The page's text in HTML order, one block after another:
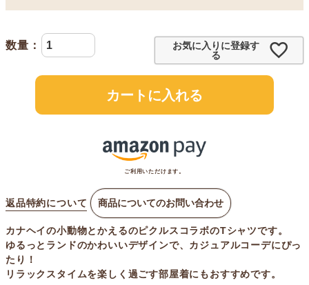
お気に入りに登録す
る
カートに入れる
ご利用いただけます。
返品特約について 商品についてのお問い合わせ
カナヘイの小動物とかえるのピクルスコラボのTシャツです。
ゆるっとランドのかわいいデザインで、カジュアルコーデにぴっ
たり！
リラックスタイムを楽しく過ごす部屋着にもおすすめです。